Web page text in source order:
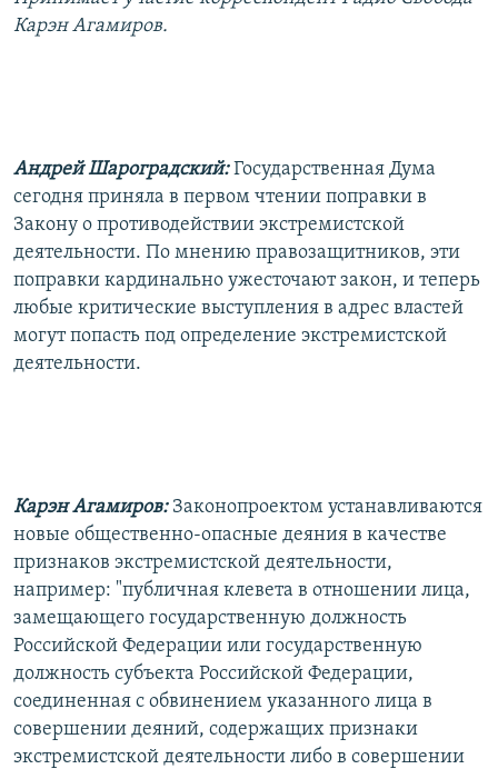
РАСПИСАНИЕ ВЕЩАНИЯ
Карэн Агамиров.
Андрей Шароградский: Государственная Дума
сегодня приняла в первом чтении поправки в
Закону о противодействии экстремистской
деятельности. По мнению правозащитников, эти
поправки кардинально ужесточают закон, и теперь
любые критические выступления в адрес властей
могут попасть под определение экстремистской
деятельности.
Карэн Агамиров: Законопроектом устанавливаются
новые общественно-опасные деяния в качестве
признаков экстремистской деятельности,
например: "публичная клевета в отношении лица,
замещающего государственную должность
Российской Федерации или государственную
должность субъекта Российской Федерации,
соединенная с обвинением указанного лица в
совершении деяний, содержащих признаки
экстремистской деятельности либо в совершении